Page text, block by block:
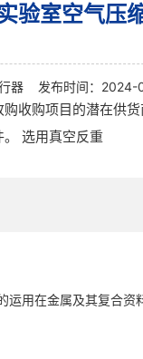
验室空气压
器 发布时间：2024-
收购项目的潜在供货
选用真空反重
用在金属及其复合资